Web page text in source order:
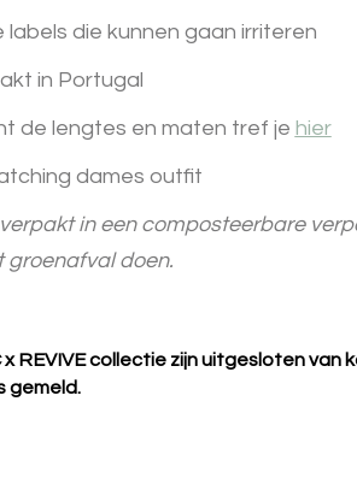
labels die kunnen gaan irriteren
in Portugal
de lengtes en maten tref je hier
dames outfit
in een composteerbare
groenafval doen.
x REVIVE collectie zijn uitgesloten van
gemeld.